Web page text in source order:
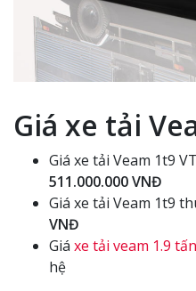
Giá xe tải
Giá xe tải Veam 1t9
511.000.000 VNĐ
Giá xe tải Veam 1t9
VNĐ
Giá xe tải veam 1.9 tấn
hệ